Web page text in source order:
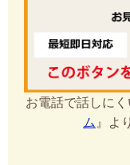
お電話で話しに
ム 』よ